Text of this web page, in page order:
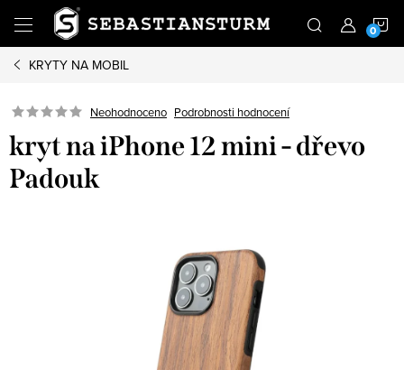
obsah
KRYTY NA MOBIL
Neohodnoceno Podrobnosti hodnocení
kryt na iPhone 12 mini - dřevo
Padouk